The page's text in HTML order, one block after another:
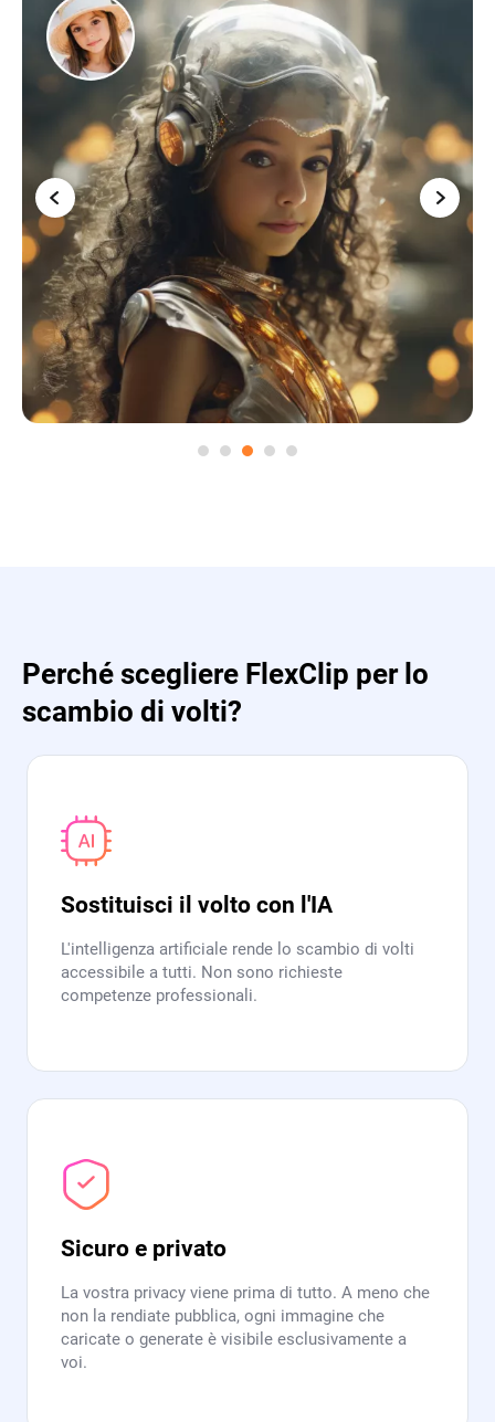
Perché scegliere FlexClip per lo
scambio di volti?
Sostituisci il volto con l'IA
L'intelligenza artificiale rende lo scambio di volti
accessibile a tutti. Non sono richieste
competenze professionali.
Sicuro e privato
La vostra privacy viene prima di tutto. A meno che
non la rendiate pubblica, ogni immagine che
caricate o generate è visibile esclusivamente a
voi.